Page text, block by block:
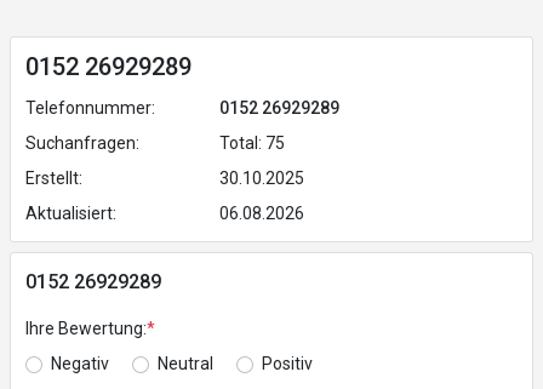
0152 26929289
Telefonnummer:
0152 26929289
Suchanfragen:
Total: 75
Erstellt:
30.10.2025
Aktualisiert:
06.08.2026
0152 26929289
Ihre Bewertung:*
Negativ
Neutral Positiv